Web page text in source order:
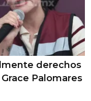
derechos
Palomares